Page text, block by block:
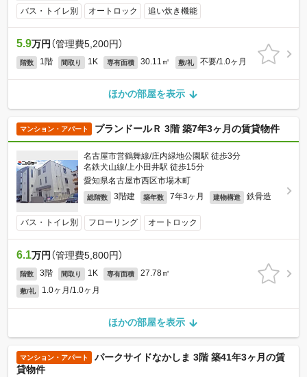
バス・トイレ別 オートロック 追い炊き機能
5.9万円 （管理費5,200円）
階数 1階 間取り 1K 専有面積 30.11㎡ 敷/礼 不要/1.0ヶ月
ほかの部屋を表示
マンション・アパート プランドールＲ 3階 築7年3ヶ月の賃貸物件
名古屋市営鶴舞線/庄内緑地公園駅 徒歩3分
名鉄犬山線/上小田井駅 徒歩15分
愛知県名古屋市西区市場木町
総階数 3階建 築年数 7年3ヶ月 建物構造 鉄骨造
バス・トイレ別 フローリング オートロック
6.1万円 （管理費5,800円）
階数 3階 間取り 1K 専有面積 27.78㎡
敷/礼 1.0ヶ月/1.0ヶ月
ほかの部屋を表示
マンション・アパート
パークサイドなかしま 3階 築41年3ヶ月の賃
貸物件